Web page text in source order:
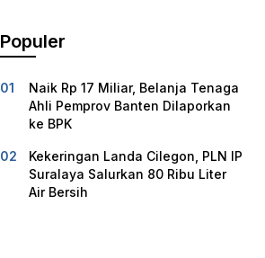
Populer
Naik Rp 17 Miliar, Belanja Tenaga
Ahli Pemprov Banten Dilaporkan
ke BPK
Kekeringan Landa Cilegon, PLN IP
Suralaya Salurkan 80 Ribu Liter
Air Bersih